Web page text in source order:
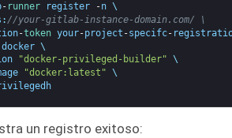
- runner register -n \
: //your-gitlab-instance-domain.com/ \
-token your-project -specifc-
docker \
"docker-privileged-builder" \
"docker:latest" \
un registro exitoso: